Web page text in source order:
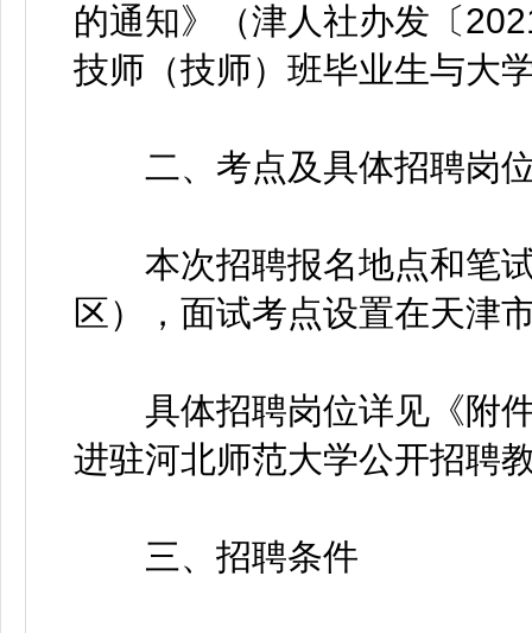
的通知》（津人社办发〔
技师（技师）班毕业生与大
二、考点及具体招聘岗
本次招聘报名地点和笔试
区），面试考点设置在天津
具体招聘岗位详见《附件
进驻河北师范大学公开招聘
三、招聘条件